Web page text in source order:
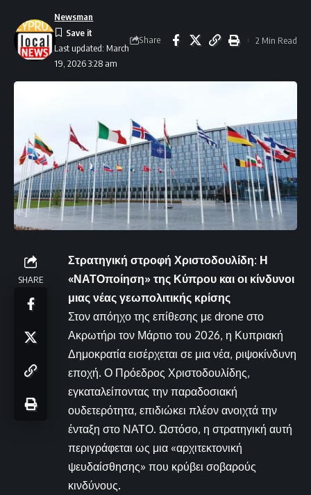
Last updated: March
19, 2026 3:28 am
Newsman
Share 2 Min Read
SHARE
Στρατηγική στροφή Χριστοδουλίδη: Η
«ΝΑΤΟποίηση» της Κύπρου και οι κίνδυνοι
μιας νέας γεωπολιτικής κρίσης
Στον απόηχο της επίθεσης με drone στο
Ακρωτήρι τον Μάρτιο του 2026, η Κυπριακή
Δημοκρατία εισέρχεται σε μια νέα, ριψοκίνδυνη
εποχή. Ο Πρόεδρος Χριστοδουλίδης,
εγκαταλείποντας την παραδοσιακή
ουδετερότητα, επιδιώκει πλέον ανοιχτά την
ένταξη στο ΝΑΤΟ. Ωστόσο, η στρατηγική αυτή
περιγράφεται ως μια «αρχιτεκτονική
ψευδαίσθησης» που κρύβει σοβαρούς
κινδύνους.